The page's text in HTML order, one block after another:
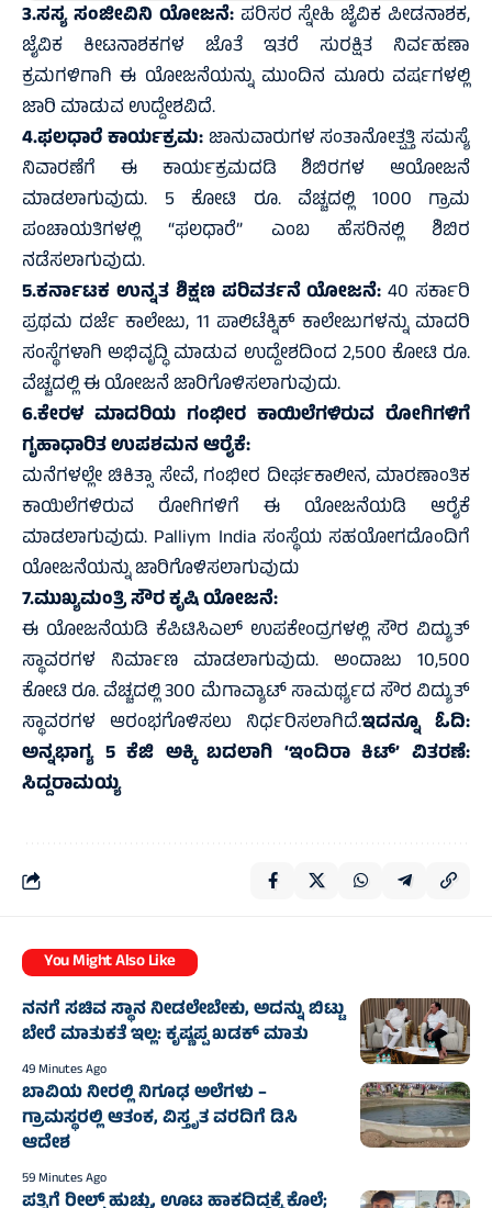
3.ಸಸ್ಯ ಸಂಜೀವಿನಿ ಯೋಜನೆ:ಪರಿಸರ ಸ್ನೇಹಿ ಜೈವಿಕ ಪೀಡನಾಶಕ,
ಜೈವಿಕ ಕೀಟನಾಶಕಗಳ ಜೊತೆ ಇತರೆ ಸುರಕ್ಷಿತ ನಿರ್ವಹಣಾ
ಕ್ರಮಗಳಿಗಾಗಿ ಈ ಯೋಜನೆಯನ್ನು ಮುಂದಿನ ಮೂರು ವರ್ಷಗಳಲ್ಲಿ
ಜಾರಿ ಮಾಡುವ ಉದ್ದೇಶವಿದೆ.
4.ಫಲಧಾರೆ ಕಾರ್ಯಕ್ರಮ:ಜಾನುವಾರುಗಳ ಸಂತಾನೋತ್ಪತ್ತಿ ಸಮಸ್ಯೆ
ನಿವಾರಣೆಗೆ ಈ ಕಾರ್ಯಕ್ರಮದಡಿ ಶಿಬಿರಗಳ ಆಯೋಜನೆ
ಮಾಡಲಾಗುವುದು. 5 ಕೋಟಿ ರೂ. ವೆಚ್ಚದಲ್ಲಿ 1000 ಗ್ರಾಮ
ಪಂಚಾಯತಿಗಳಲ್ಲಿ “ಫಲಧಾರೆ” ಎಂಬ ಹೆಸರಿನಲ್ಲಿ ಶಿಬಿರ
ನಡೆಸಲಾಗುವುದು.
5.ಕರ್ನಾಟಕ ಉನ್ನತ ಶಿಕ್ಷಣ ಪರಿವರ್ತನೆ ಯೋಜನೆ: 40 ಸರ್ಕಾರಿ
ಪ್ರಥಮ ದರ್ಜೆ ಕಾಲೇಜು, 11 ಪಾಲಿಟೆಕ್ನಿಕ್ ಕಾಲೇಜುಗಳನ್ನು ಮಾದರಿ
ಸಂಸ್ಥೆಗಳಾಗಿ ಅಭಿವೃದ್ಧಿ ಮಾಡುವ ಉದ್ದೇಶದಿಂದ 2,500 ಕೋಟಿ ರೂ.
ವೆಚ್ಚದಲ್ಲಿ ಈ ಯೋಜನೆ ಜಾರಿಗೊಳಿಸಲಾಗುವುದು.
6.ಕೇರಳ ಮಾದರಿಯ ಗಂಭೀರ ಕಾಯಿಲೆಗಳಿರುವ ರೋಗಿಗಳಿಗೆ
ಗೃಹಾಧಾರಿತ ಉಪಶಮನ ಆರೈಕೆ:
ಮನೆಗಳಲ್ಲೇ ಚಿಕಿತ್ಸಾ ಸೇವೆ, ಗಂಭೀರ ದೀರ್ಘಕಾಲೀನ, ಮಾರಣಾಂತಿಕ
ಕಾಯಿಲೆಗಳಿರುವ ರೋಗಿಗಳಿಗೆ ಈ ಯೋಜನೆಯಡಿ ಆರೈಕೆ
ಮಾಡಲಾಗುವುದು. Palliym India ಸಂಸ್ಥೆಯ ಸಹಯೋಗದೊಂದಿಗೆ
ಯೋಜನೆಯನ್ನು ಜಾರಿಗೊಳಿಸಲಾಗುವುದು
7.ಮುಖ್ಯಮಂತ್ರಿ ಸೌರ ಕೃಷಿ ಯೋಜನೆ:
ಈ ಯೋಜನೆಯಡಿ ಕೆಪಿಟಿಸಿಎಲ್ ಉಪಕೇಂದ್ರಗಳಲ್ಲಿ ಸೌರ ವಿದ್ಯುತ್
ಸ್ಥಾವರಗಳ ನಿರ್ಮಾಣ ಮಾಡಲಾಗುವುದು. ಅಂದಾಜು 10,500
ಕೋಟಿ ರೂ. ವೆಚ್ಚದಲ್ಲಿ 300 ಮೆಗಾವ್ಯಾಟ್ ಸಾಮರ್ಥ್ಯದ ಸೌರ ವಿದ್ಯುತ್
ಸ್ಥಾವರಗಳ ಆರಂಭಗೊಳಿಸಲು ನಿರ್ಧರಿಸಲಾಗಿದೆ.ಇದನ್ನೂ ಓದಿ:
ಅನ್ನಭಾಗ್ಯ 5 ಕೆಜಿ ಅಕ್ಕಿ ಬದಲಾಗಿ ‘ಇಂದಿರಾ ಕಿಟ್‌’ ವಿತರಣೆ:
ಸಿದ್ದರಾಮಯ್ಯ
You Might Also Like
ನನಗೆ ಸಚಿವ ಸ್ಥಾನ ನೀಡಲೇಬೇಕು, ಅದನ್ನು ಬಿಟ್ಟು
ಬೇರೆ ಮಾತುಕತೆ ಇಲ್ಲ: ಕೃಷ್ಣಪ್ಪ ಖಡಕ್‌ ಮಾತು
49 Minutes Ago
ಬಾವಿಯ ನೀರಲ್ಲಿ ನಿಗೂಢ ಅಲೆಗಳು –
ಗ್ರಾಮಸ್ಥರಲ್ಲಿ ಆತಂಕ, ವಿಸ್ತೃತ ವರದಿಗೆ ಡಿಸಿ
ಆದೇಶ
59 Minutes Ago